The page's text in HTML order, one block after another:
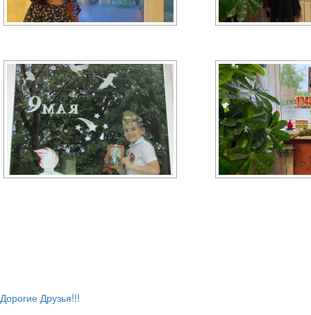
Дорогие Друзья!!!